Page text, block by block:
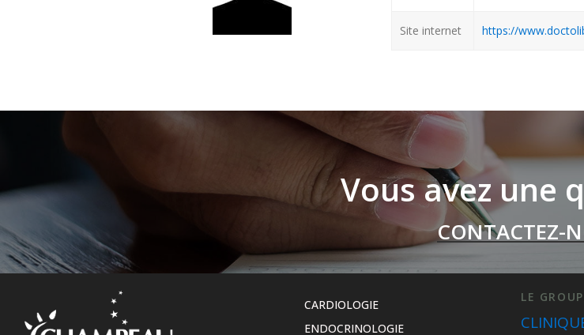
Site internet https://
Vous avez une
CONTACTEZ-
CARDIOLOGIE
ENDOCRINOLOGIE
LE